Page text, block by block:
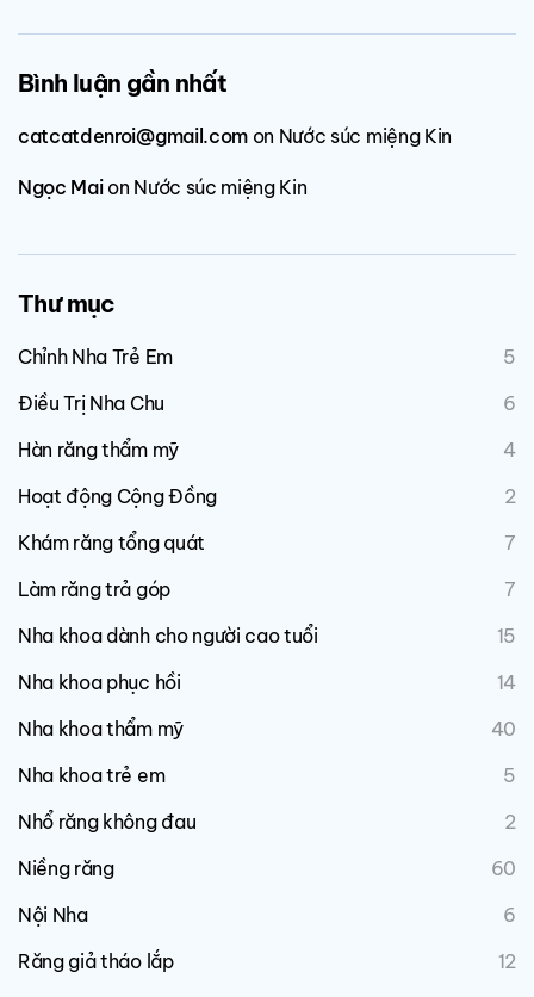
Bình luận gần nhất
catcatdenroi@gmail.comon Nước súc miệng Kin
Ngọc Maion Nước súc miệng Kin
Thư mục
Chỉnh Nha Trẻ Em
5
Điều Trị Nha Chu
6
Hàn răng thẩm mỹ
4
Hoạt động Cộng Đồng
2
Khám răng tổng quát
7
Làm răng trả góp
7
Nha khoa dành cho người cao tuổi
15
Nha khoa phục hồi
14
Nha khoa thẩm mỹ
40
Nha khoa trẻ em
5
Nhổ răng không đau
2
Niềng răng
60
Nội Nha
6
Răng giả tháo lắp
12